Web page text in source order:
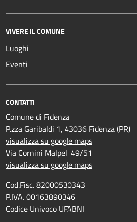
VIVERE IL COMUNE
Luoghi
Eventi
CONTATTI
Comune di Fidenza
P.zza Garibaldi 1, 43036 Fidenza (PR)
visualizza su google maps
Via Cornini Malpeli 49/51
visualizza su google maps
Cod.Fisc. 82000530343
P.IVA. 00163890346
Codice Univoco UFABNI